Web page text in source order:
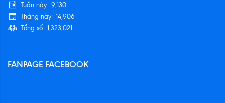
Tuần này: 9,130
Tháng này: 14,906
Tổng số: 1,323,021
FANPAGE FACEBOOK